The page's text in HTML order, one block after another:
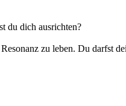
du dich ausrichten?
zu leben. Du darfst